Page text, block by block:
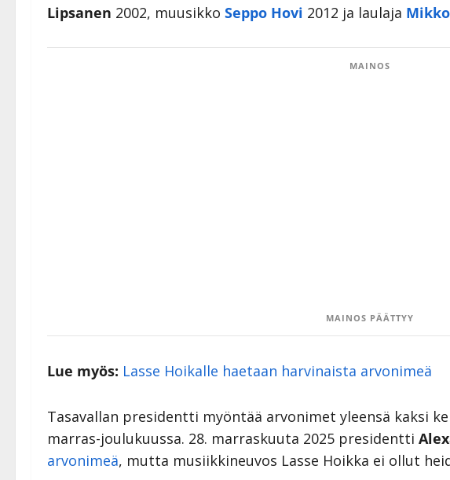
Lipsanen 2002, muusikko Seppo Hovi 2012 ja laulaja
MAINOS
MAINOS PÄÄTTYY
Lue myös: Lasse Hoikalle haetaan harvinaista arvonimeä
Tasavallan presidentti myöntää arvonimet yleensä kaksi
marras-joulukuussa. 28. marraskuuta 2025 presidentti
arvonimeä, mutta musiikkineuvos Lasse Hoikka ei ollut